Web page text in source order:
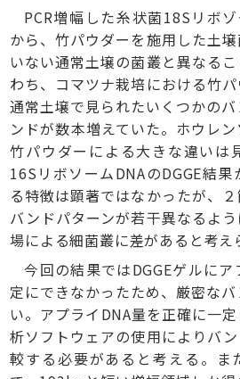
PCR増幅した糸状菌18Sリボ
から、竹パウダーを施用した土
いない通常土壌の菌叢と異なる
わち、コマツナ栽培における竹
通常土壌で見られたいくつかの
ンドが数本増えていた。ホウレン
竹パウダーによる大きな違いは
16SリボソームDNAのDGGE結
る特徴は顕著ではなかったが、
バンドパターンが若干異なるよ
場による細菌叢に差があると考え
今回の結果ではDGGEゲルに
定にできなかったため、厳密な
い。アプライDNA量を正確に一
析ソフトウェアの使用によりバ
較する必要があると考える。ま